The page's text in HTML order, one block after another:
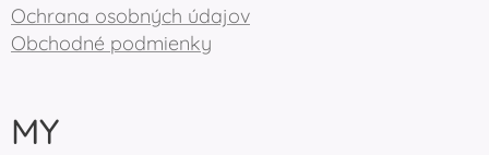
Ochrana osobných údajov
Obchodné podmienky
MY